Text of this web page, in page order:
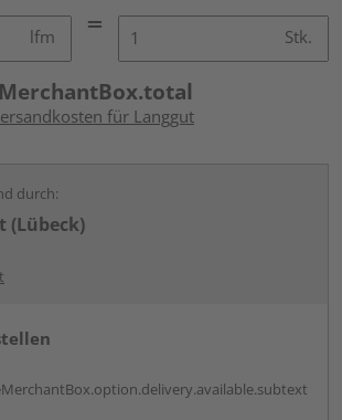
lfm Stk.
für Langgut
durch:
(Lübeck)